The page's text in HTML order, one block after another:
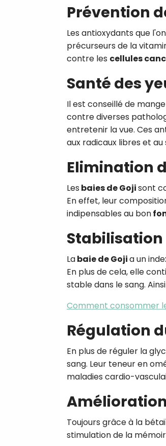
Prévention
Les antioxydants que
précurseurs de la
contre les cellules
Santé des
Il est conseillé de
contre diverses
entretenir la vue. Ces
aux radicaux libres et
Elimination
Les baies de Gojisont
En effet, leur
indipensables au bon
Labaie de Gojia un
En plus de cela, elle
stable dans le sang.
Comment consommer
Régulation
En plus de réguler la
sang. Leur teneur en
maladies cardio-
Toujours grâce à la
stimulation de la